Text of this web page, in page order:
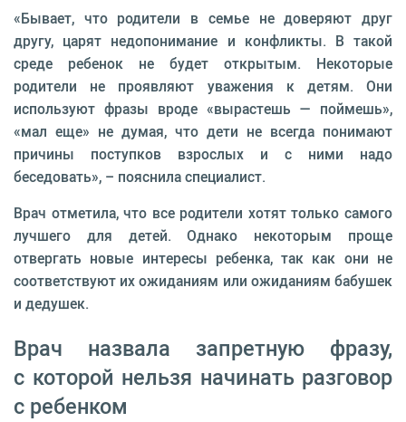
«Бывает, что родители в семье не доверяют друг
другу, царят недопонимание и конфликты. В такой
среде ребенок не будет открытым. Некоторые
родители не проявляют уважения к детям. Они
используют фразы вроде «вырастешь — поймешь»,
«мал еще» не думая, что дети не всегда понимают
причины поступков взрослых и с ними надо
беседовать», – пояснила специалист.
Врач отметила, что все родители хотят только самого
лучшего для детей. Однако некоторым проще
отвергать новые интересы ребенка, так как они не
соответствуют их ожиданиям или ожиданиям бабушек
и дедушек.
Врач назвала запретную фразу,
с которой нельзя начинать разговор
с ребенком